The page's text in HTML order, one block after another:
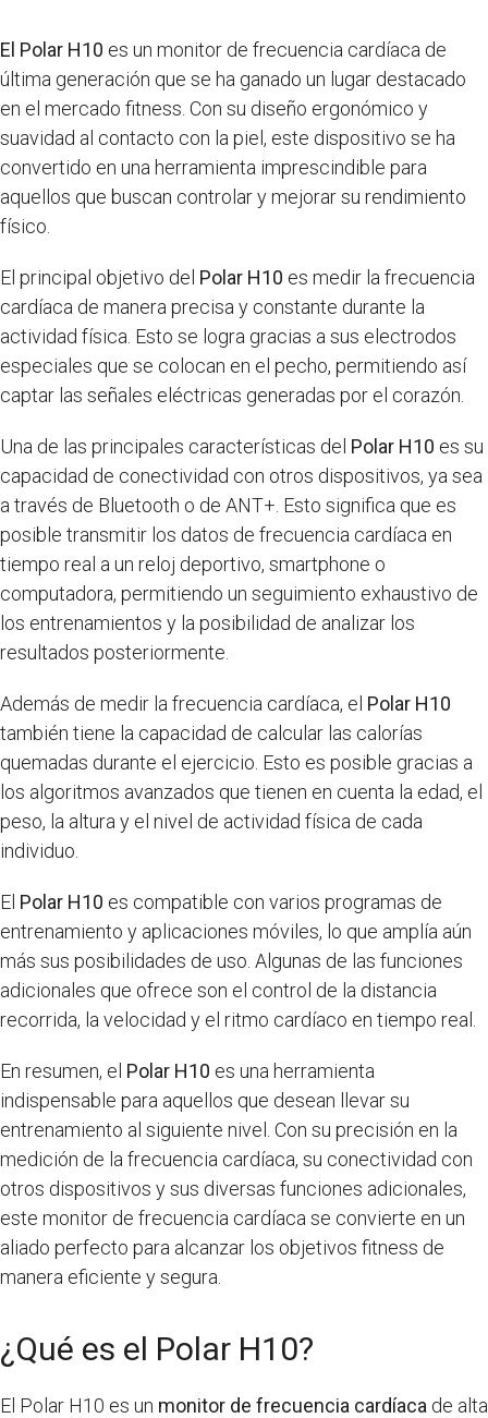
El Polar H10 es un monitor de frecuencia cardíaca de
última generación que se ha ganado un lugar destacado
en el mercado fitness. Con su diseño ergonómico y
suavidad al contacto con la piel, este dispositivo se ha
convertido en una herramienta imprescindible para
aquellos que buscan controlar y mejorar su rendimiento
físico.
El principal objetivo del Polar H10 es medir la frecuencia
cardíaca de manera precisa y constante durante la
actividad física. Esto se logra gracias a sus electrodos
especiales que se colocan en el pecho, permitiendo así
captar las señales eléctricas generadas por el corazón.
Una de las principales características del Polar H10 es su
capacidad de conectividad con otros dispositivos, ya sea
a través de Bluetooth o de ANT+. Esto significa que es
posible transmitir los datos de frecuencia cardíaca en
tiempo real a un reloj deportivo, smartphone o
computadora, permitiendo un seguimiento exhaustivo de
los entrenamientos y la posibilidad de analizar los
resultados posteriormente.
Además de medir la frecuencia cardíaca, el Polar H10
también tiene la capacidad de calcular las calorías
quemadas durante el ejercicio. Esto es posible gracias a
los algoritmos avanzados que tienen en cuenta la edad, el
peso, la altura y el nivel de actividad física de cada
individuo.
El Polar H10 es compatible con varios programas de
entrenamiento y aplicaciones móviles, lo que amplía aún
más sus posibilidades de uso. Algunas de las funciones
adicionales que ofrece son el control de la distancia
recorrida, la velocidad y el ritmo cardíaco en tiempo real.
En resumen, el Polar H10 es una herramienta
indispensable para aquellos que desean llevar su
entrenamiento al siguiente nivel. Con su precisión en la
medición de la frecuencia cardíaca, su conectividad con
otros dispositivos y sus diversas funciones adicionales,
este monitor de frecuencia cardíaca se convierte en un
aliado perfecto para alcanzar los objetivos fitness de
manera eficiente y segura.
¿Qué es el Polar H10?
El Polar H10 es un monitor de frecuencia cardíaca de alta